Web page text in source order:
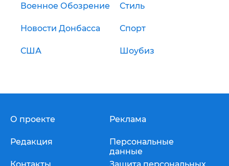
Военное Обозрение Стиль
Новости Донбасса Спорт
США Шоубиз
О проекте
Редакция
Контакты
Реклама
Персональные
данные
Защита персональных